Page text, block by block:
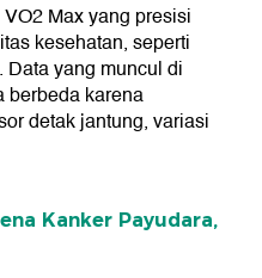
Max yang presisi
kesehatan, seperti
Data yang muncul di
berbeda karena
detak jantung, variasi
Kanker Payudara,